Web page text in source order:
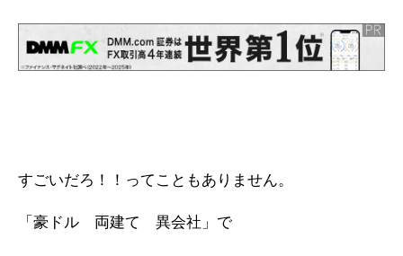
すごいだろ！！ってこともありません。
「豪ドル 両建て 異会社」で